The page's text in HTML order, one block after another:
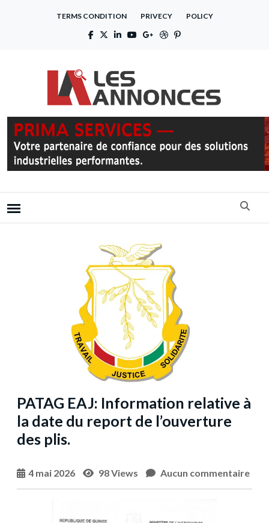
TERMS CONDITION PRIVECY POLICY
PATAG EAJ: Information relative à
la date du report de l’ouverture
des plis.
4 mai 2026 98 Views Aucun commentaire